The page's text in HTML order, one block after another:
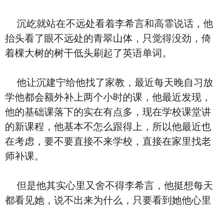
沉屹就站在不远处看着李希言和高霏说话，他
抬头看了眼不远处的青翠山体，只觉得没劲，倚
着棵大树的树干低头刷起了英语单词。
他让沉建宁给他找了家教，最近每天晚自习放
学他都会额外补上两个小时的课，他最近发现，
他的基础课落下的实在有点多，现在学校课堂讲
的新课程，他基本不怎么跟得上，所以他最近也
在考虑，要不要直接不来学校，直接在家里找老
师补课。
但是他其实心里又舍不得李希言，他挺想每天
都看见她，说不出来为什么，只要看到她他心里